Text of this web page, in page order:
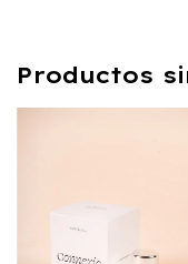
Productos